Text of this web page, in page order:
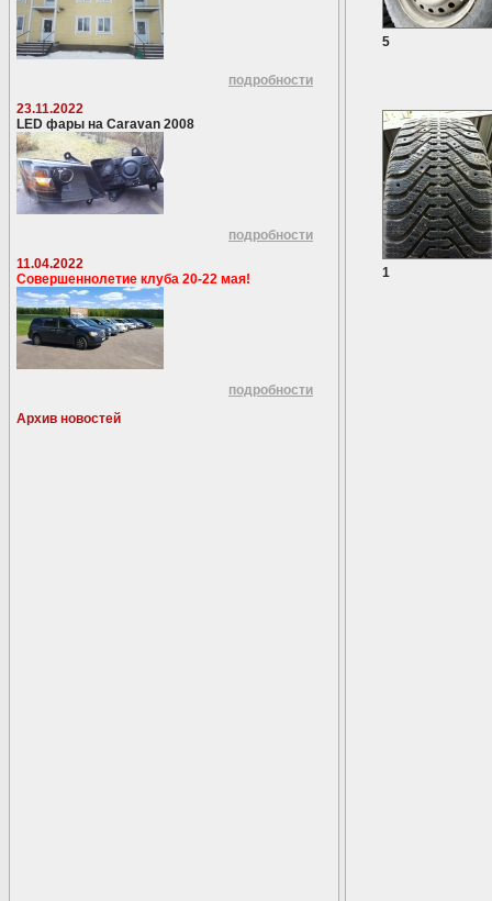
подробности
23.11.2022
LED фары на Caravan 2008
подробности
11.04.2022
Совершеннолетие клуба 20-22 мая!
подробности
Архив новостей
5
1